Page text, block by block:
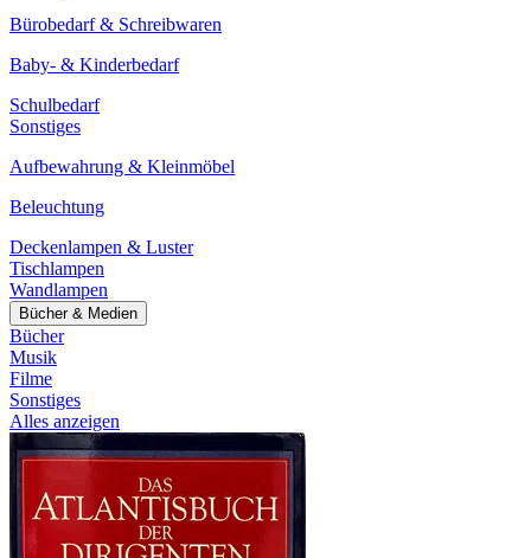
Bürobedarf & Schreibwaren
Baby- & Kinderbedarf
Schulbedarf
Sonstiges
Aufbewahrung & Kleinmöbel
Beleuchtung
Deckenlampen & Luster
Tischlampen
Wandlampen
Bücher & Medien
Bücher
Musik
Filme
Sonstiges
Alles anzeigen